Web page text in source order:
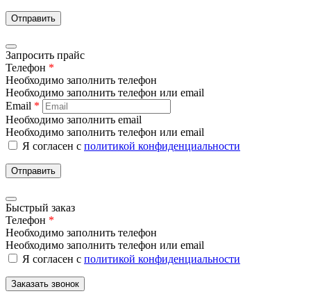
Отправить
Запросить прайс
Телефон *
Необходимо заполнить телефон
Необходимо заполнить телефон или email
Email *
Необходимо заполнить email
Необходимо заполнить телефон или email
Я согласен с политикой конфиденциальности
Отправить
Быстрый заказ
Телефон *
Необходимо заполнить телефон
Необходимо заполнить телефон или email
Я согласен с политикой конфиденциальности
Заказать звонок